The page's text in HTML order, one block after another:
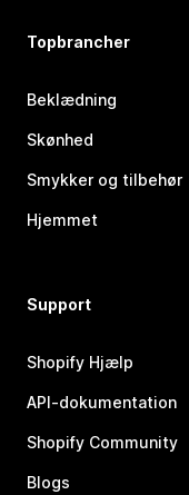
Topbrancher
Beklædning
Skønhed
Smykker og tilbehør
Hjemmet
Support
Shopify Hjælp
API-dokumentation
Shopify Community
Blogs